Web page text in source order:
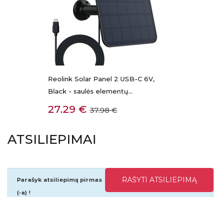
Reolink Solar Panel 2 USB-C 6V,
Black - saulės elementų...
Kaina
27.29 € Bazinė
37.98 €
ATSILIEPIMAI
RAŠYTI ATSILIEPIMĄ
Parašyk atsiliepimą pirmas
(-a) !